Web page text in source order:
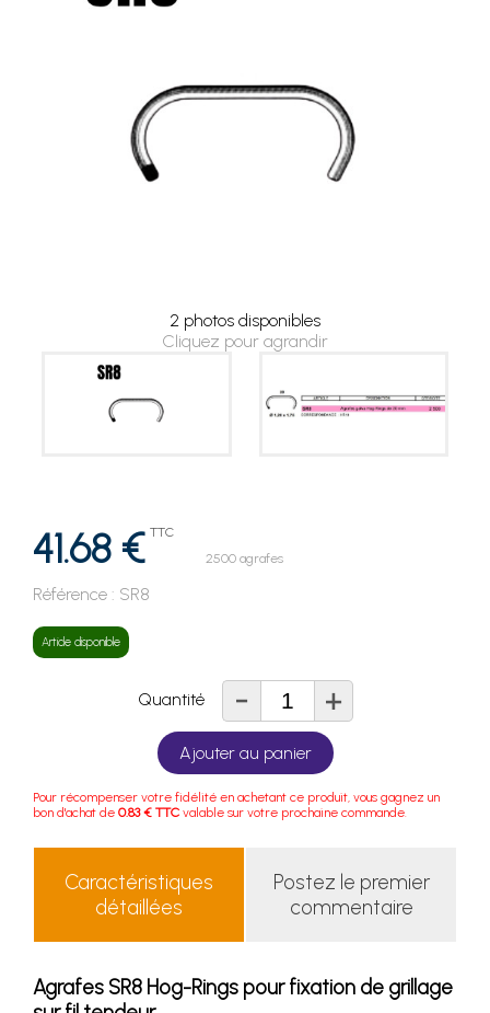
2 photos disponibles
Cliquez pour agrandir
41.68 € TTC
2500 agrafes
Référence : SR8
Article disponible
Quantité - +
Ajouter au panier
Pour récompenser votre fidélité en achetant ce produit, vous gagnez un
bon d'achat de 0.83 € TTC valable sur votre prochaine commande.
Caractéristiques
détaillées
Postez le premier
commentaire
Agrafes SR8 Hog-Rings pour fixation de grillage